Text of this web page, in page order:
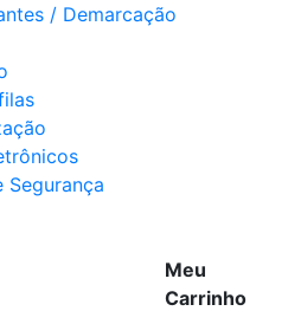
/ Demarcação
Segurança
Meu
Carrinho